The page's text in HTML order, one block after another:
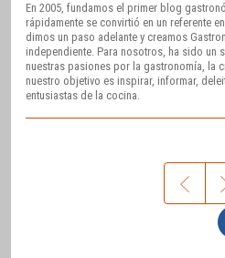
En 2005, fundamos el primer blog
rápidamente se convirtió en un referente
dimos un paso adelante y creamos
independiente. Para nosotros, ha sido un
nuestras pasiones por la gastronomía, la
nuestro objetivo es inspirar, informar,
entusiastas de la cocina.